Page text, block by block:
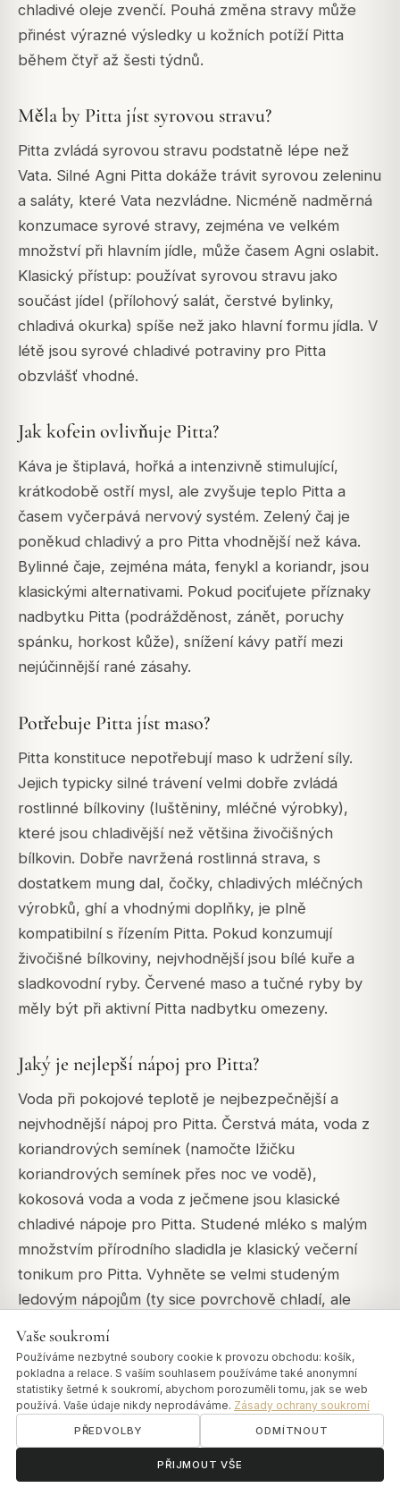
chladivé oleje zvenčí. Pouhá změna stravy může
přinést výrazné výsledky u kožních potíží Pitta
během čtyř až šesti týdnů.
Měla by Pitta jíst syrovou stravu?
Pitta zvládá syrovou stravu podstatně lépe než
Vata. Silné Agni Pitta dokáže trávit syrovou zeleninu
a saláty, které Vata nezvládne. Nicméně nadměrná
konzumace syrové stravy, zejména ve velkém
množství při hlavním jídle, může časem Agni oslabit.
Klasický přístup: používat syrovou stravu jako
součást jídel (přílohový salát, čerstvé bylinky,
chladivá okurka) spíše než jako hlavní formu jídla. V
létě jsou syrové chladivé potraviny pro Pitta
obzvlášť vhodné.
Jak kofein ovlivňuje Pitta?
Káva je štiplavá, hořká a intenzivně stimulující,
krátkodobě ostří mysl, ale zvyšuje teplo Pitta a
časem vyčerpává nervový systém. Zelený čaj je
poněkud chladivý a pro Pitta vhodnější než káva.
Bylinné čaje, zejména máta, fenykl a koriandr, jsou
klasickými alternativami. Pokud pociťujete příznaky
nadbytku Pitta (podrážděnost, zánět, poruchy
spánku, horkost kůže), snížení kávy patří mezi
nejúčinnější rané zásahy.
Potřebuje Pitta jíst maso?
Pitta konstituce nepotřebují maso k udržení síly.
Jejich typicky silné trávení velmi dobře zvládá
rostlinné bílkoviny (luštěniny, mléčné výrobky),
které jsou chladivější než většina živočišných
bílkovin. Dobře navržená rostlinná strava, s
dostatkem mung dal, čočky, chladivých mléčných
výrobků, ghí a vhodnými doplňky, je plně
kompatibilní s řízením Pitta. Pokud konzumují
živočišné bílkoviny, nejvhodnější jsou bílé kuře a
sladkovodní ryby. Červené maso a tučné ryby by
měly být při aktivní Pitta nadbytku omezeny.
Jaký je nejlepší nápoj pro Pitta?
Voda při pokojové teplotě je nejbezpečnější a
nejvhodnější nápoj pro Pitta. Čerstvá máta, voda z
koriandrových semínek (namočte lžičku
koriandrových semínek přes noc ve vodě),
kokosová voda a voda z ječmene jsou klasické
chladivé nápoje pro Pitta. Studené mléko s malým
množstvím přírodního sladidla je klasický večerní
tonikum pro Pitta. Vyhněte se velmi studeným
ledovým nápojům (ty sice povrchově chladí, ale
horkým nápojům během dne.
Pitta dieta funguje tak, že snižuje teplo, kyselost a
ॐ
Vaše soukromí
Používáme nezbytné soubory cookie k provozu obchodu: košík,
pokladna a relace. S vaším souhlasem používáme také anonymní
statistiky šetrné k soukromí, abychom porozuměli tomu, jak se web
používá. Vaše údaje nikdy neprodáváme. Zásady ochrany soukromí
PŘEDVOLBY ODMÍTNOUT
PŘIJMOUT VŠE